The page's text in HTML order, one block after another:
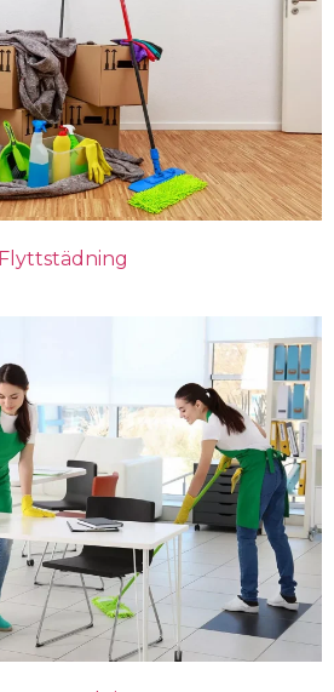
Flyttstädning